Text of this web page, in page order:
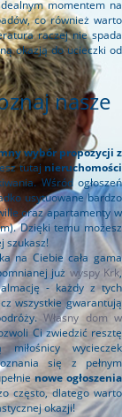
momentem na
co również warto
raczej nie spada
okazją do ucieczki od
nasze
wybór propozycji z
tutaj nieruchomości
Wśród ogłoszeń
usytuowane bardzo
oraz apartamenty w
Dzięki temu możesz
szukasz!
na Ciebie cała gama
już wyspy Krk,
- każdy z tych
wszystkie gwarantują
Własny dom w
Ci zwiedzić resztę
wycieczek
się z pełnym
nowe ogłoszenia
często, dlatego warto
okazji!